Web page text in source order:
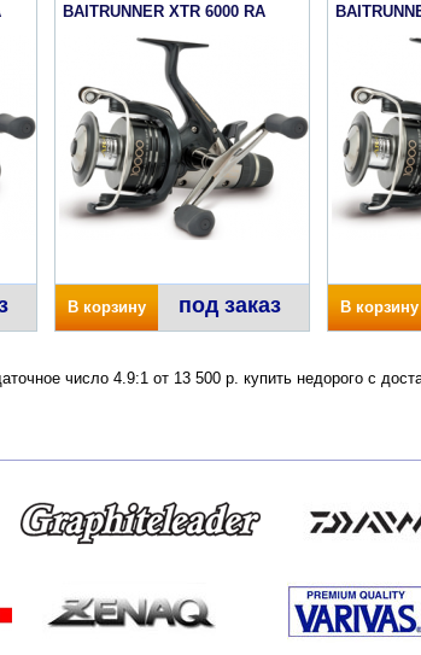
BAITRUNNER XTR 6000 RA
В корзину под заказ В корзину
число 4.9:1 от 13 500 р. купить недорого с